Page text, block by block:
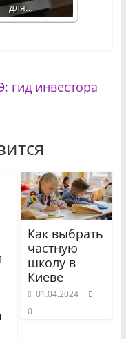
для…
гид инвестора
Как выбрать
частную
школу в
Киеве
01.04.2024
0